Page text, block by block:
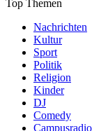
Top Themen
Nachrichten
Kultur
Sport
Politik
Religion
Kinder
DJ
Comedy
Campusradio